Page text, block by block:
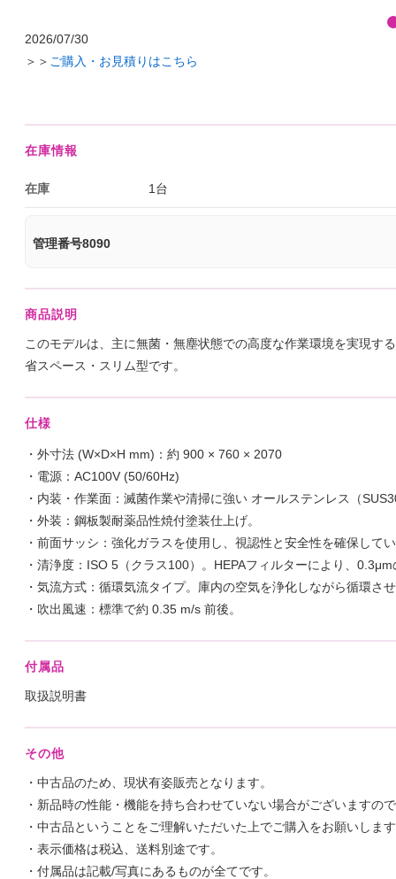
2026/07/30
＞＞ ご購入・お見積りはこちら
在庫情報
在庫 1台
管理番号8090
商品説明
このモデルは、主に無菌・無塵状態での高度な作業環境を実現す
省スペース・スリム型です。
仕様
・外寸法 (W×D×H mm)：約 900 × 760 × 2070
・電源：AC100V (50/60Hz)
・内装・作業面：滅菌作業や清掃に強い オールステンレス（
・外装：鋼板製耐薬品性焼付塗装仕上げ。
・前面サッシ：強化ガラスを使用し、視認性と安全性を確保して
・清浄度：ISO 5（クラス100）。HEPAフィルターにより、
・気流方式：循環気流タイプ。庫内の空気を浄化しながら循環
・吹出風速：標準で約 0.35 m/s 前後。
付属品
取扱説明書
その他
・中古品のため、現状有姿販売となります。
・新品時の性能・機能を持ち合わせていない場合がございますの
・中古品ということをご理解いただいた上でご購入をお願いしま
・表示価格は税込、送料別途です。
・付属品は記載/写真にあるものが全てです。